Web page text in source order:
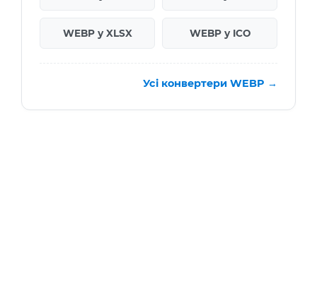
WEBP у XLSX WEBP у ICO
Усі конвертери WEBP →